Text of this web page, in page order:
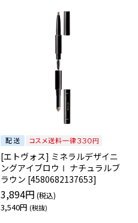
[エトヴォス] ミネラルデザイニ
ングアイブロウⅠ ナチュラルブ
ラウン [4580682137653]
3,894円
3,540円